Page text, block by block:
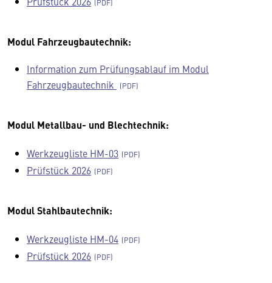
Modul Fahrzeugbautechnik:
Information zum Prüfungsablauf im Modul
Fahrzeugbautechnik
Modul Metallbau- und Blechtechnik:
Werkzeugliste HM-03
Prüfstück 2026
Modul Stahlbautechnik:
Werkzeugliste HM-04
Prüfstück 2026